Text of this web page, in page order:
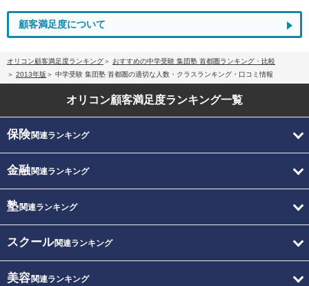
顧客満足度について
オリコン顧客満足度ランキング
おすすめの中学受験 集団塾 首都圏ランキング・比較
2013年版
中学受験 集団塾 首都圏の適切な人数・クラスランキング・口コミ情報
オリコン顧客満足度ランキング一覧
保険関連ランキング
金融関連ランキング
塾関連ランキング
スクール関連ランキング
美容関連ランキング